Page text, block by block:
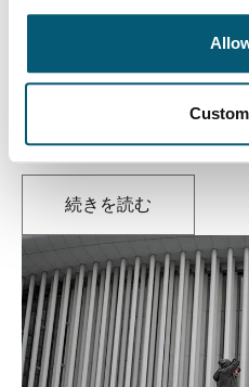
んなときも、あなたの音楽
られています。
続きを読む新しいタブで開き